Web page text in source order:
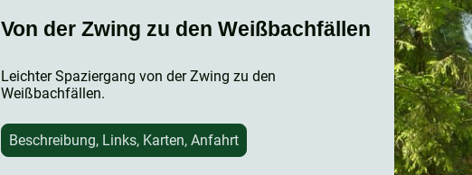
Von der Zwing zu den Weißbachfällen
Leichter Spaziergang von der Zwing zu den
Weißbachfällen.
Beschreibung, Links, Karten, Anfahrt